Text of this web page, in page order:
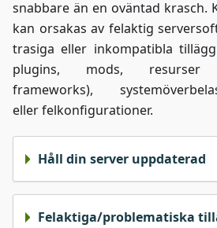
snabbare än en oväntad krasch.
kan orsakas av felaktig
trasiga eller inkompatibla
plugins, mods, resurser
frameworks),
eller felkonfigurationer.
Håll din server uppdaterad
Felaktiga/problematiska